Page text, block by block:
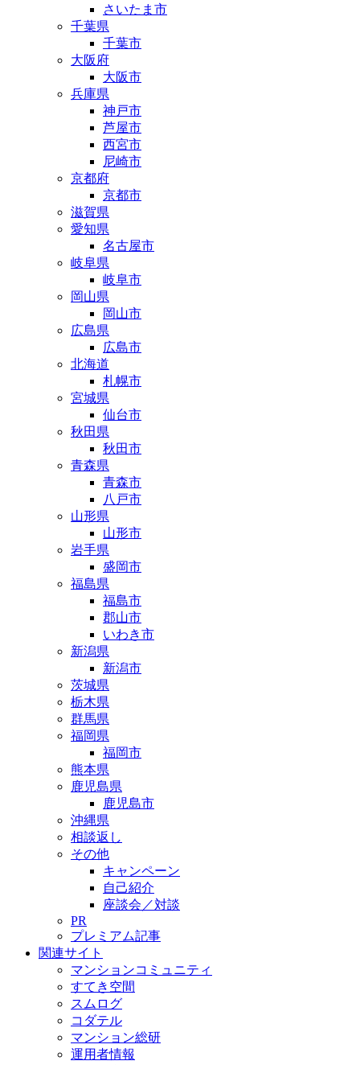
さいたま市
千葉県
千葉市
大阪府
大阪市
兵庫県
神戸市
芦屋市
西宮市
尼崎市
京都府
京都市
滋賀県
愛知県
名古屋市
岐阜県
岐阜市
岡山県
岡山市
広島県
広島市
北海道
札幌市
宮城県
仙台市
秋田県
秋田市
青森県
青森市
八戸市
山形県
山形市
岩手県
盛岡市
福島県
福島市
郡山市
いわき市
新潟県
新潟市
茨城県
栃木県
群馬県
福岡県
福岡市
熊本県
鹿児島県
鹿児島市
沖縄県
相談返し
その他
キャンペーン
自己紹介
座談会／対談
PR
プレミアム記事
関連サイト
マンションコミュニティ
すてき空間
スムログ
コダテル
マンション総研
運用者情報